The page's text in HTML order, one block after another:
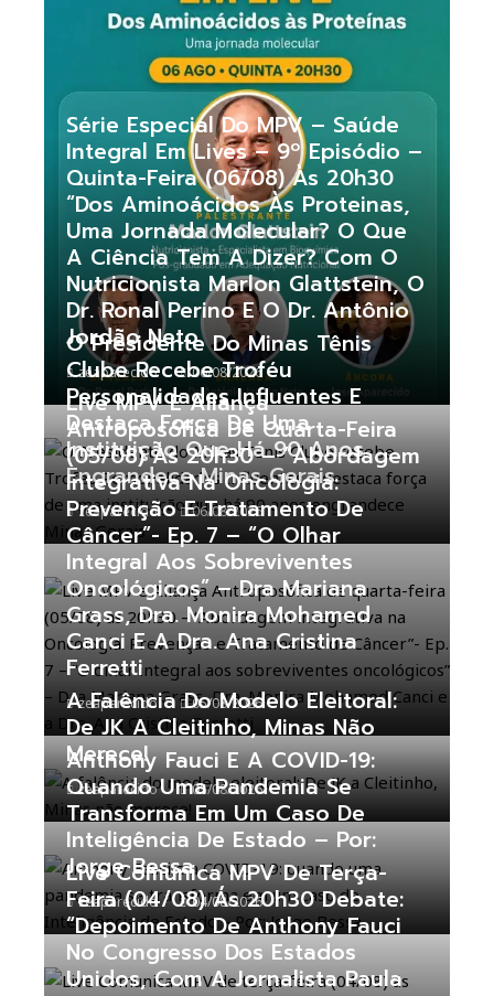
Série Especial Do MPV – Saúde
Integral Em Lives – 9º Episódio –
Quinta-Feira (06/08) Às 20h30
“Dos Aminoácidos Às Proteinas,
Uma Jornada Molecular? O Que
A Ciência Tem A Dizer? Com O
Nutricionista Marlon Glattstein, O
Dr. Ronal Perino E O Dr. Antônio
Jordão Neto
zeaparecido 06/08/2026
O Presidente Do Minas Tênis
Clube Recebe Troféu
Personalidades Influentes E
Destaca Força De Uma
Instituição Que Há 90 Anos
Engrandece Minas Gerais
zeaparecido 06/08/2026
Live MPV E Aliança
Antroposófica De Quarta-Feira
(05/08) Às 20h30 – “Abordagem
Integrativa Na Oncologia:
Prevenção E Tratamento De
Câncer”- Ep. 7 – “O Olhar
Integral Aos Sobreviventes
Oncológicos” – Dra Mariana
Grass, Dra. Monira Mohamed
Canci E A Dra. Ana Cristina
Ferretti
zeaparecido 05/08/2026
A Falência Do Modelo Eleitoral:
De JK A Cleitinho, Minas Não
Merece!
zeaparecido 05/08/2026
Anthony Fauci E A COVID-19:
Quando Uma Pandemia Se
Transforma Em Um Caso De
Inteligência De Estado – Por:
Jorge Bessa
zeaparecido 04/08/2026
Live Comunica MPV De Terça-
Feira (04/08) Ás 20h30 Debate:
“Depoimento De Anthony Fauci
No Congresso Dos Estados
Unidos, Com A Jornalista Paula